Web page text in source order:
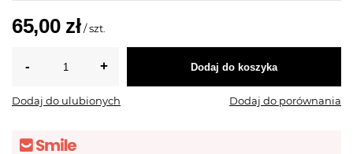
65,00 zł /szt.
Dodaj do koszyka
Dodaj do ulubionych Dodaj do porównania